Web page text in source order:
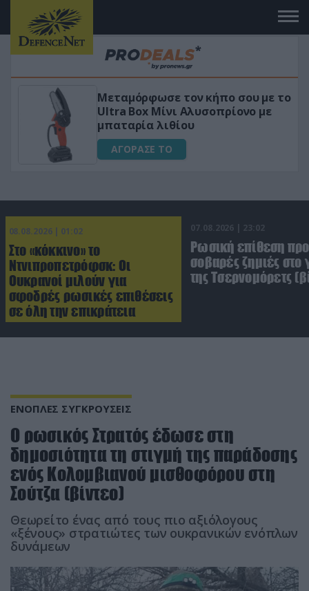
κήπο σου με το
με
«Μαγική» φόρμουλα
για αύξηση της
08.08.2026 | 01:02
Στο «κόκκινο» το
Ντνιπροπετρόφσκ: Οι
Ουκρανοί μιλούν για
σφοδρές ρωσικές επιθέσεις
σε όλη την επικράτεια
07.08.2026 | 23:02
Ρωσική επίθεση
σοβαρές ζημιές στο
της Τσερνομόρετς
ΕΝΟΠΛΕΣ ΣΥΓΚΡΟΥΣΕΙΣ
O ρωσικός Στρατός έδωσε στη
δημοσιότητα τη στιγμή της παράδοσης
ενός Κολομβιανού μισθοφόρου στη
Σούτζα (βίντεο)
Θεωρείτο ένας από τους πιο αξιόλογους
«ξένους» στρατιώτες των ουκρανικών ενόπλων
δυνάμεων